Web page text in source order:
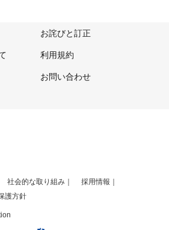
お詫びと訂正
利用規約
お問い合わせ
社会的な取り組み
採用情報
護方針